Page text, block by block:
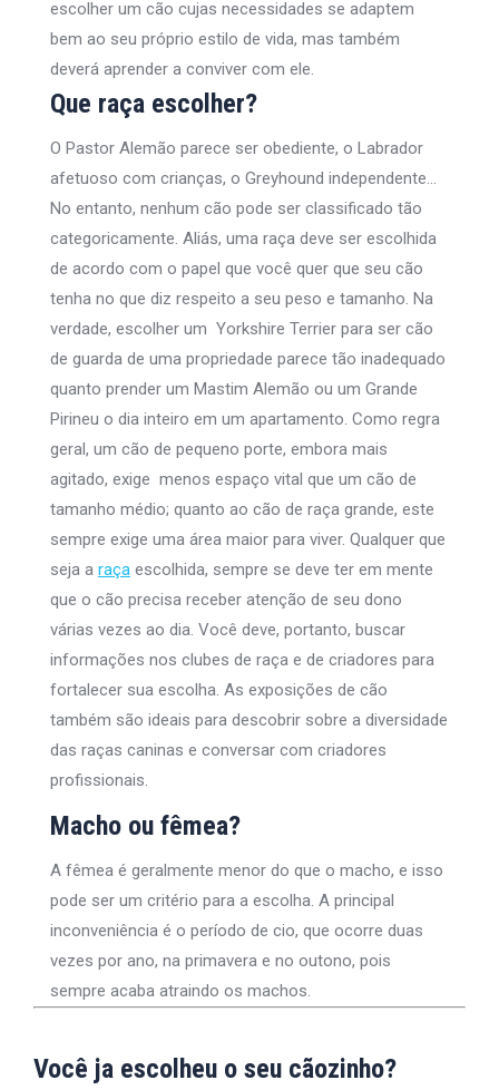
escolher um cão cujas necessidades se adaptem
bem ao seu próprio estilo de vida, mas também
deverá aprender a conviver com ele.
Que raça escolher?
O Pastor Alemão parece ser obediente, o Labrador
afetuoso com crianças, o Greyhound independente…
No entanto, nenhum cão pode ser classificado tão
categoricamente. Aliás, uma raça deve ser escolhida
de acordo com o papel que você quer que seu cão
tenha no que diz respeito a seu peso e tamanho. Na
verdade, escolher um Yorkshire Terrier para ser cão
de guarda de uma propriedade parece tão inadequado
quanto prender um Mastim Alemão ou um Grande
Pirineu o dia inteiro em um apartamento. Como regra
geral, um cão de pequeno porte, embora mais
agitado, exige menos espaço vital que um cão de
tamanho médio; quanto ao cão de raça grande, este
sempre exige uma área maior para viver. Qualquer que
seja a raça escolhida, sempre se deve ter em mente
que o cão precisa receber atenção de seu dono
várias vezes ao dia. Você deve, portanto, buscar
informações nos clubes de raça e de criadores para
fortalecer sua escolha. As exposições de cão
também são ideais para descobrir sobre a diversidade
das raças caninas e conversar com criadores
profissionais.
Macho ou fêmea?
A fêmea é geralmente menor do que o macho, e isso
pode ser um critério para a escolha. A principal
inconveniência é o período de cio, que ocorre duas
vezes por ano, na primavera e no outono, pois
sempre acaba atraindo os machos.
Você ja escolheu o seu cãozinho?